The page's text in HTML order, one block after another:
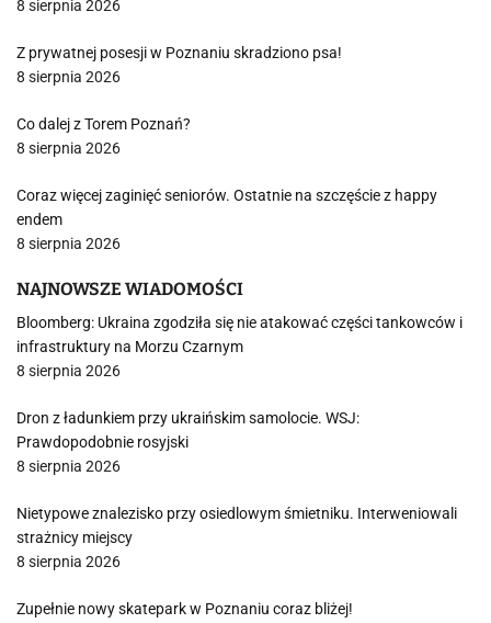
8 sierpnia 2026
Z prywatnej posesji w Poznaniu skradziono psa!
8 sierpnia 2026
Co dalej z Torem Poznań?
8 sierpnia 2026
Coraz więcej zaginięć seniorów. Ostatnie na szczęście z happy
endem
8 sierpnia 2026
NAJNOWSZE WIADOMOŚCI
Bloomberg: Ukraina zgodziła się nie atakować części tankowców i
infrastruktury na Morzu Czarnym
8 sierpnia 2026
Dron z ładunkiem przy ukraińskim samolocie. WSJ:
Prawdopodobnie rosyjski
8 sierpnia 2026
Nietypowe znalezisko przy osiedlowym śmietniku. Interweniowali
strażnicy miejscy
8 sierpnia 2026
Zupełnie nowy skatepark w Poznaniu coraz bliżej!